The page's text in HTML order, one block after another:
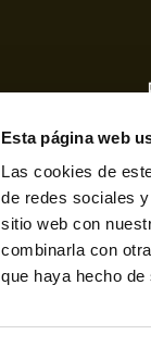
Esta página web
Las cookies de
de redes sociales
sitio web con
combinarla con
que haya hecho